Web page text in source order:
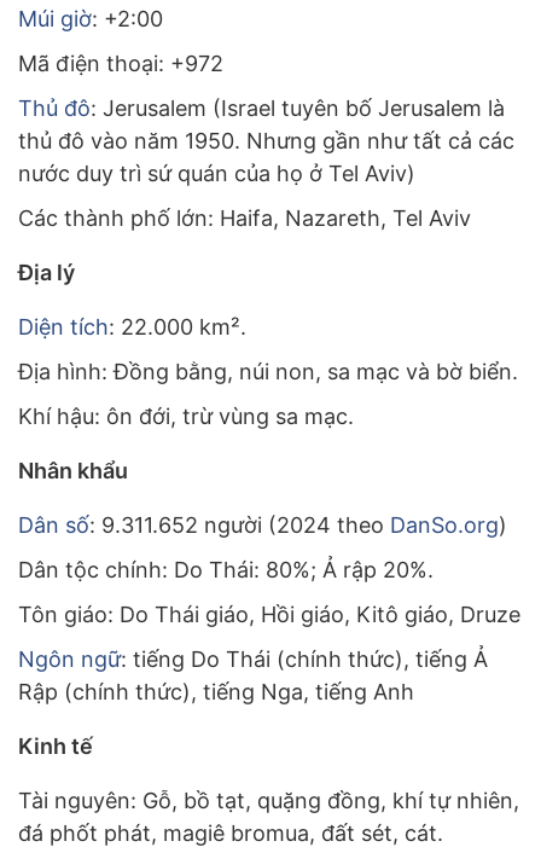
Múi giờ: +2:00
Mã điện thoại: +972
Thủ đô: Jerusalem (Israel tuyên bố Jerusalem là
thủ đô vào năm 1950. Nhưng gần như tất cả các
nước duy trì sứ quán của họ ở Tel Aviv)
Các thành phố lớn: Haifa, Nazareth, Tel Aviv
Địa lý
Diện tích: 22.000 km².
Địa hình: Đồng bằng, núi non, sa mạc và bờ biển.
Khí hậu: ôn đới, trừ vùng sa mạc.
Nhân khẩu
Dân số: 9.311.652 người (2024 theo DanSo.org)
Dân tộc chính: Do Thái: 80%; Ả rập 20%.
Tôn giáo: Do Thái giáo, Hồi giáo, Kitô giáo, Druze
Ngôn ngữ: tiếng Do Thái (chính thức), tiếng Ả
Rập (chính thức), tiếng Nga, tiếng Anh
Kinh tế
Tài nguyên: Gỗ, bồ tạt, quặng đồng, khí tự nhiên,
đá phốt phát, magiê bromua, đất sét, cát.